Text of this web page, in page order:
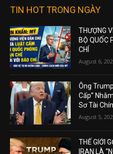
TIN HOT TRONG NGÀY
THƯỢNG
BỘ QUỐC
CHÍ
August 6,
Ông
Cấp”
Sơ Tài
August 5,
THẾ GIỚI
IRAN LÀ